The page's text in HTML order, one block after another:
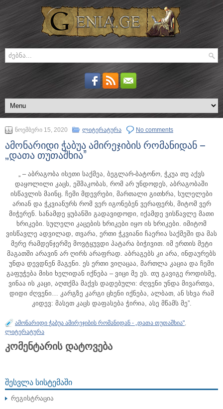
ნოემბერი 15, 2020 ლიტერატურა No comments
ამონარიდი ჭაბუა ამირეჯიბის რომანიდან –
„დათა თუთაშხია”
„ – აბრაგობა ისეთი საქმეა, ბეგლარ-ბატონო, ჭკუა თუ აქვს
დაყოლილი კაცს, ეშმაკობას, რომ არ უნდოდეს, აბრაგობაში
ისწავლის მაინც. ჩემი მდევრები, მართალი გითხრა, სულელები
არიან და ჭკვიანურს რომ ვერ იგონებენ ვერაფერს, მიტომ ვერ
მიჭერენ. სანამდე ყუბანში გადავიდოდი, იქამდე ვისწავლე მათი
ხრიკები. სულელი კაცების ხრიკები იყო ის ხრიკები. იმიტომ
ვისწავლე ადვილად, თვარა, ერთი ჭკვიანი ჩაერია საქმეში და მას
მერე რამდენჯერმე მოვტყუვდი პატარა ბიჭივით. იმ ერთის მეტი
მაგათში არავინ არ ღირს არაფრად. აბრაგებს კი არა, ინდაურებს
უნდა დევდნენ მაგენი. ეს ერთი ვიღაცაა, მართლა კაცია და ჩემი
გაფუჭება მისი ხელიდან იქნება – ვიცი მე ეს. თუ გავიგე როდისმე,
ვინაა ის კაცი, აღთქმა მაქვს დადებული: ძღვენი უნდა მივართვა,
დიდი ძღვენი… კარგზე კარგი ცხენი იქნება, ალბათ, ან სხვა რამ
კიდევ: მასეთ კაცს დაფასება ჭირია, ასე მწამს მე”.
ამონარიდი ჭაბუა ამირეჯიბის რომანიდან - „დათა თუთაშხია",
ლიტერატურა
კომენტარის დატოვება
ᲨᲔᲡᲕᲚᲐ ᲡᲘᲡᲢᲔᲛᲐᲨᲘ
რეგისტრაცია